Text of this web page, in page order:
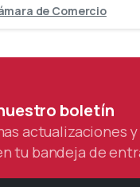
de Comercio
boletín
actualizaciones
tu bandeja de